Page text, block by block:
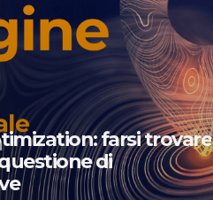
farsi trovare
di